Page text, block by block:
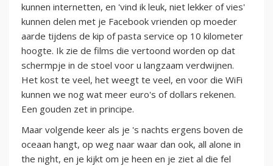
kunnen internetten, en 'vind ik leuk, niet lekker of vies'
kunnen delen met je Facebook vrienden op moeder
aarde tijdens de kip of pasta service op 10 kilometer
hoogte. Ik zie de films die vertoond worden op dat
schermpje in de stoel voor u langzaam verdwijnen.
Het kost te veel, het weegt te veel, en voor die WiFi
kunnen we nog wat meer euro's of dollars rekenen.
Een gouden zet in principe.
Maar volgende keer als je 's nachts ergens boven de
oceaan hangt, op weg naar waar dan ook, all alone in
the night, en je kijkt om je heen en je ziet al die fel